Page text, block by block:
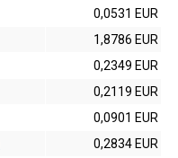
0,0531 EUR
1,8786 EUR
0,2349 EUR
0,2119 EUR
0,0901 EUR
0,2834 EUR